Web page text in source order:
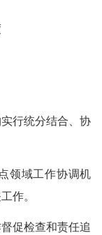
行统分结合、协
领域工作协调机
作。
促检查和责任追